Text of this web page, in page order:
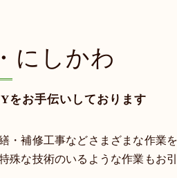
をお手伝いしております
にしかわ
補修工事などさまざまな作業
な技術のいるような作業もお